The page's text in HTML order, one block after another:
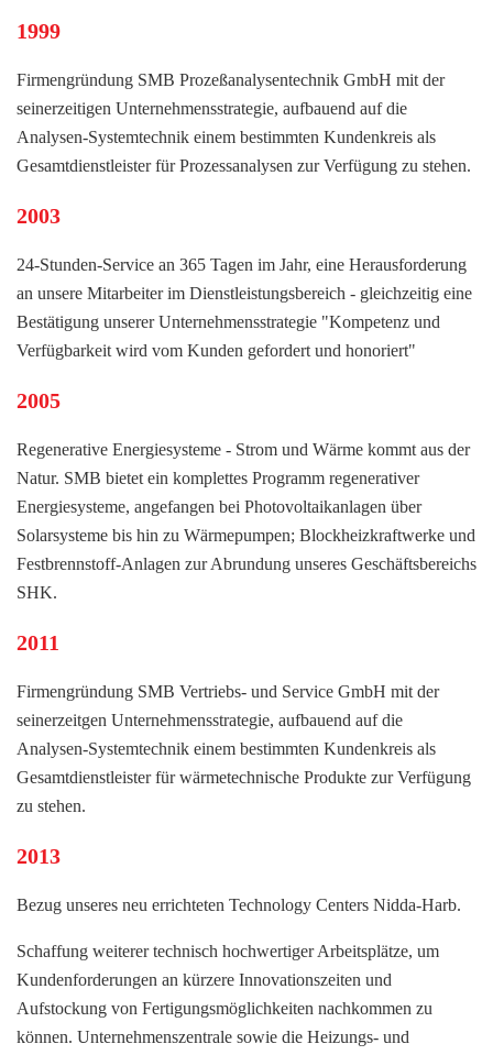
1999
Firmengründung SMB Prozeßanalysentechnik GmbH mit der
seinerzeitigen Unternehmensstrategie, aufbauend auf die
Analysen-Systemtechnik einem bestimmten Kundenkreis als
Gesamtdienstleister für Prozessanalysen zur Verfügung zu stehen.
2003
24-Stunden-Service an 365 Tagen im Jahr, eine Herausforderung
an unsere Mitarbeiter im Dienstleistungsbereich - gleichzeitig eine
Bestätigung unserer Unternehmensstrategie "Kompetenz und
Verfügbarkeit wird vom Kunden gefordert und honoriert"
2005
Regenerative Energiesysteme - Strom und Wärme kommt aus der
Natur. SMB bietet ein komplettes Programm regenerativer
Energiesysteme, angefangen bei Photovoltaikanlagen über
Solarsysteme bis hin zu Wärmepumpen; Blockheizkraftwerke und
Festbrennstoff-Anlagen zur Abrundung unseres Geschäftsbereichs
SHK.
2011
Firmengründung SMB Vertriebs- und Service GmbH mit der
seinerzeitgen Unternehmensstrategie, aufbauend auf die
Analysen-Systemtechnik einem bestimmten Kundenkreis als
Gesamtdienstleister für wärmetechnische Produkte zur Verfügung
zu stehen.
2013
Bezug unseres neu errichteten Technology Centers Nidda-Harb.
Schaffung weiterer technisch hochwertiger Arbeitsplätze, um
Kundenforderungen an kürzere Innovationszeiten und
Aufstockung von Fertigungsmöglichkeiten nachkommen zu
können. Unternehmenszentrale sowie die Heizungs- und